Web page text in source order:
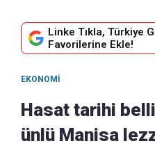
Linke Tıkla, Türkiye
Favorilerine Ekle!
EKONOMI
Hasat tarihi
ünlü Manisa